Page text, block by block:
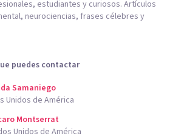
estudiantes y curiosos. Artículos
neurociencias, frases célebres y
puedes contactar
Samaniego
Unidos de América
Montserrat
Unidos de América